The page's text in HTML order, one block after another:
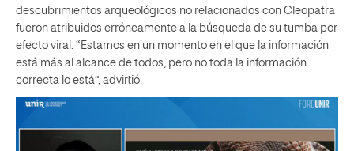
descubrimientos arqueológicos no relacionados con Cleopatra
fueron atribuidos erróneamente a la búsqueda de su tumba por
efecto viral. “Estamos en un momento en el que la información
está más al alcance de todos, pero no toda la información
correcta lo está”, advirtió.